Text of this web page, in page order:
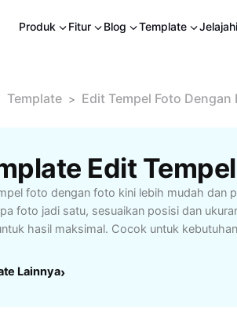
Produk Fitur Blog Template Jelajahi
Template > Edit Tempel Foto Dengan
foto dengan foto kini lebih mudah dan
foto jadi satu, sesuaikan posisi dan
hasil maksimal. Cocok untuk
dan kreatif, tanpa perlu aplikasi rumit. Mulai
Lainnya›